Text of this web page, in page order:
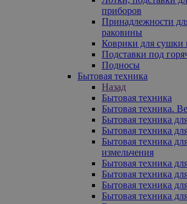
приборов
Принадлежности
раковины
Коврики для сушки
Подставки под
Подносы
Бытовая техника
Назад
Бытовая техника
Бытовая техника.
Бытовая техника
Бытовая техника
Бытовая техника
измельчения
Бытовая техника
Бытовая техника
Бытовая техника
Бытовая техника